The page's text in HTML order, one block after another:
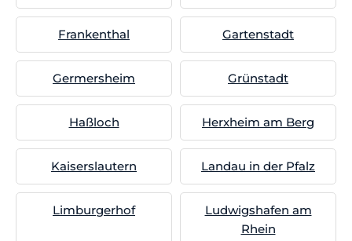
Frankenthal Gartenstadt
Germersheim Grünstadt
Haßloch Herxheim am Berg
Kaiserslautern Landau in der Pfalz
Limburgerhof
Ludwigshafen am
Rhein